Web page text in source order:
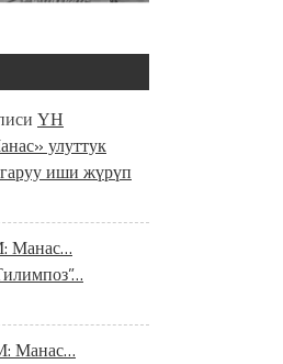
ҮН
улуттук
иши жүрүп
Манас…